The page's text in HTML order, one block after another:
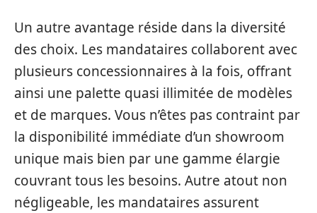
Un autre avantage réside dans la diversité
des choix. Les mandataires collaborent avec
plusieurs concessionnaires à la fois, offrant
ainsi une palette quasi illimitée de modèles
et de marques. Vous n’êtes pas contraint par
la disponibilité immédiate d’un showroom
unique mais bien par une gamme élargie
couvrant tous les besoins. Autre atout non
négligeable, les mandataires assurent